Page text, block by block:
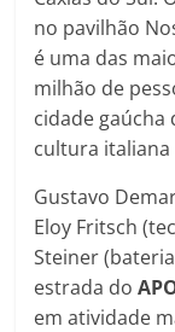
no pavilhão
é uma das
milhão de
cidade gaúcha
cultura italiana
Gustavo
Eloy Fritsch
Steiner
estrada do
em atividade